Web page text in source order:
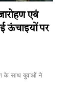
एवं
ऊंचाइयों पर
के साथ युवाओं ने